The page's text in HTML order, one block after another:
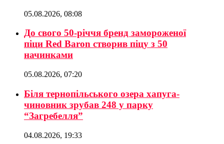
05.08.2026, 08:08
До свого 50-річчя бренд замороженої
піци Red Baron створив піцу з 50
начинками
05.08.2026, 07:20
Біля тернопільського озера хапуга-
чиновник зрубав 248 у парку
“Загребелля”
04.08.2026, 19:33